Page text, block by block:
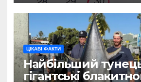
ЦІКАВІ ФАКТИ
Найбільший тунець
гігантські